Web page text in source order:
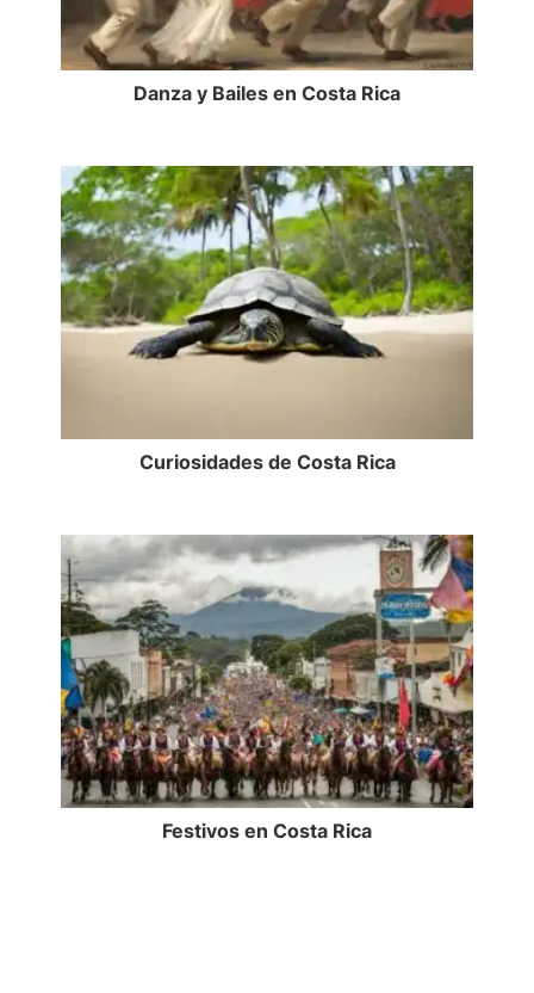
Danza y Bailes en Costa Rica
Curiosidades de Costa Rica
Festivos en Costa Rica